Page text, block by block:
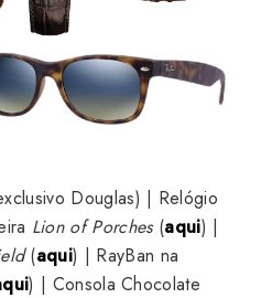
Douglas) | Relógio
Lion of Porches(aqui) |
(aqui) | RayBan na
) | Consola Chocolate